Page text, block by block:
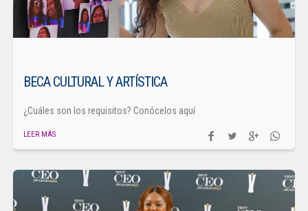
BECA CULTURAL Y ARTÍSTICA
¿Cuáles son los requisitos? Conócelos aquí
LEER MÁS